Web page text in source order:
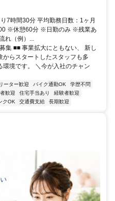
7時間30分 平均勤務日数：1ヶ月
※休憩60分 ※日勤のみ ※残業あ
れ（例）...
集 ■■ 事業拡大にともない、 新し
からスタートしたスタッフも多
環境です。 ＼今が入社のチャン
ーター歓迎 バイク通勤OK
学歴不問
歓迎 住宅手当あり
経験者歓迎
クOK 交通費支給 長期歓迎